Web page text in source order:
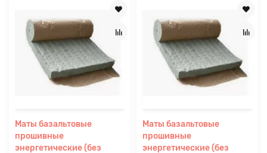
Маты базальтовые
прошивные
энергетические (без
Маты базальтовые
прошивные
энергетические (без